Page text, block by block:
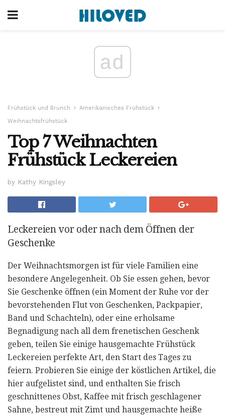
ad
Frühstück und Brunch
Amerikanisches Frühstück
Weihnachtsfrühstück
Top 7 Weihnachten
Frühstück Leckereien
by Kathy Kingsley
Leckereien vor oder nach dem Öffnen der
Geschenke
Der Weihnachtsmorgen ist für viele Familien eine
besondere Angelegenheit. Ob Sie essen gehen, bevor
Sie Geschenke öffnen (ein Moment der Ruhe vor der
bevorstehenden Flut von Geschenken, Packpapier,
Band und Schachteln), oder eine erholsame
Begnadigung nach all dem frenetischen Geschenk
geben, teilen Sie einige hausgemachte Frühstück
Leckereien perfekte Art, den Start des Tages zu
feiern. Probieren Sie einige der köstlichen Artikel, die
hier aufgelistet sind, und enthalten Sie frisch
geschnittenes Obst, Kaffee mit frisch geschlagener
Sahne, bestreut mit Zimt und hausgemachte heiße